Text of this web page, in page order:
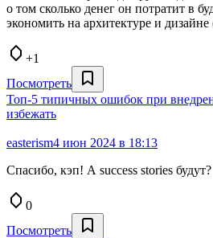
о том сколько денег он потратит в
экономить на архитектуре и
+1
Посмотреть
Топ-5 типичных ошибок при
избежать
easterism4 июн 2024 в 18:13
Спасибо, кэп! А success stories будут?
0
Посмотреть